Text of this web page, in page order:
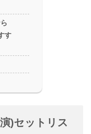
す
)セットリス